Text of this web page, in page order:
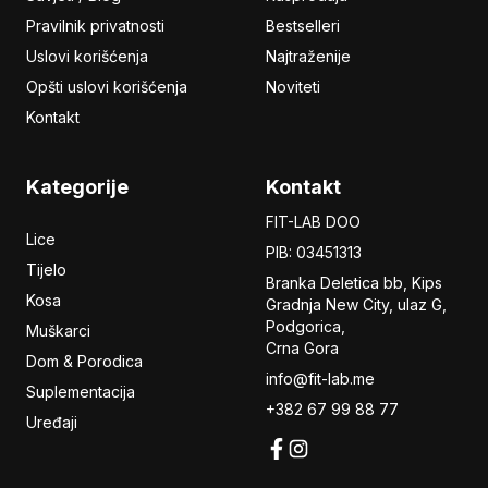
Pravilnik privatnosti
Uslovi korišćenja
Opšti uslovi korišćenja
Kontakt
Bestselleri
Najtraženije
Noviteti
Kategorije
Lice
Tijelo
Kosa
Muškarci
Dom & Porodica
Suplementacija
Uređaji
Kontakt
FIT-LAB DOO
PIB: 03451313
Branka Deletica bb, Kips
Gradnja New City, ulaz G,
Podgorica,
Crna Gora
info@fit-lab.me
+382 67 99 88 77